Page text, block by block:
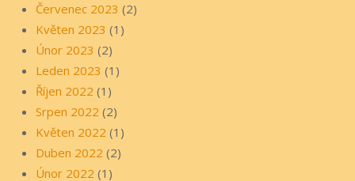
Červenec 2023 (2)
Květen 2023 (1)
Únor 2023 (2)
Leden 2023 (1)
Říjen 2022 (1)
Srpen 2022 (2)
Květen 2022 (1)
Duben 2022 (2)
Únor 2022 (1)